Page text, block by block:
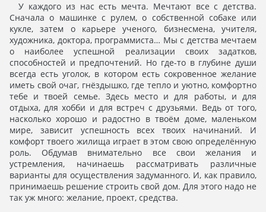
У каждого из нас есть мечта. Мечтают все с детства.
Сначала о машинке с рулем, о собственной собаке или
кукле, затем о карьере ученого, бизнесмена, учителя,
художника, доктора, программиста… Мы с детства мечтаем
о наиболее успешной реализации своих задатков,
способностей и предпочтений. Но где-то в глубине души
всегда есть уголок, в котором есть сокровенное желание
иметь свой очаг, гнёздышко, где тепло и уютно, комфортно
тебе и твоей семье. Здесь место и для работы, и для
отдыха, для хобби и для встреч с друзьями. Ведь от того,
насколько хорошо и радостно в твоём доме, маленьком
мире, зависит успешность всех твоих начинаний. И
комфорт твоего жилища играет в этом свою определённую
роль. Обдумав внимательно все свои желания и
устремления, начинаешь рассматривать различные
варианты для осуществления задуманного. И, как правило,
принимаешь решение строить свой дом. Для этого надо не
так уж много: желание, проект, средства.